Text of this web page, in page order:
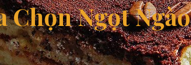
Chọn Ngọt Ngào